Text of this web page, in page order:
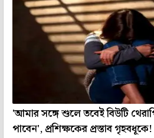
'আমার সঙ্গে শুলে তবেই বিউটি
পাবেন', প্রশিক্ষকের প্রস্তাব গৃহবধূকে!